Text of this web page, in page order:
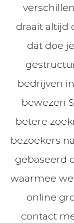
draait altijd
dat doe
bedrijven
bewezen
betere
bezoekers
gebaseerd
waarmee
online
contact